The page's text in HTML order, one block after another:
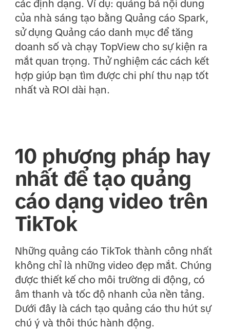
các định dạng. Ví dụ: quảng bá nội dung
của nhà sáng tạo bằng Quảng cáo Spark,
sử dụng Quảng cáo danh mục để tăng
doanh số và chạy TopView cho sự kiện ra
mắt quan trọng. Thử nghiệm các cách kết
hợp giúp bạn tìm được chi phí thu nạp tốt
nhất và ROI dài hạn.
10 phương pháp hay
nhất để tạo quảng
cáo dạng video trên
TikTok
Những quảng cáo TikTok thành công nhất
không chỉ là những video đẹp mắt. Chúng
được thiết kế cho môi trường di động, có
âm thanh và tốc độ nhanh của nền tảng.
Dưới đây là cách tạo quảng cáo thu hút sự
chú ý và thôi thúc hành động.